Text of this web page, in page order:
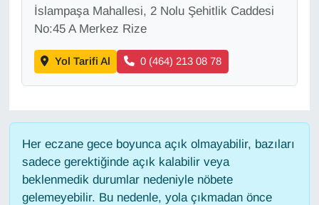
İslampaşa Mahallesi, 2 Nolu Şehitlik Caddesi
No:45 A Merkez Rize
Yol Tarifi Al 0 (464) 213 08 78
Her eczane gece boyunca açık olmayabilir, bazıları
sadece gerektiğinde açık kalabilir veya
beklenmedik durumlar nedeniyle nöbete
gelemeyebilir. Bu nedenle, yola çıkmadan önce
SPOR
VAN'DA SPOR
Vasıta